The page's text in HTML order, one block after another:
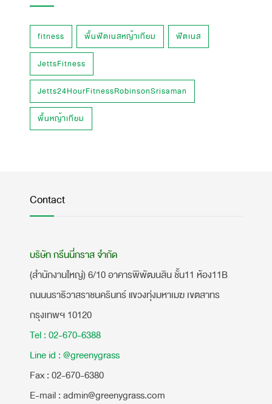
fitness พื้นฟิตเนสหญ้าเทียม ฟิตเนส
JettsFitness
Jetts24HourFitnessRobinsonSrisaman
พื้นหญ้าเทียม
Contact
บริษัท กรีนนี่กราส จำกัด
(สำนักงานใหญ่) 6/10 อาคารพิพัฒนสิน ชั้น11 ห้อง11B
ถนนนราธิวาสราชนครินทร์ แขวงทุ่งมหาเมฆ เขตสาทร
กรุงเทพฯ 10120
Tel : 02-670-6388
Line id : @greenygrass
​Fax : 02-670-6380
E-mail : admin@greenygrass.com